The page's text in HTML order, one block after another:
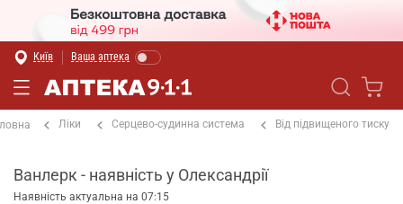
Київ Ваша аптека
Ліки Серцево-судинна система Від підвищеного тиску
Ванлерк - наявність у Олександрії
Наявність актуальна на 07:15